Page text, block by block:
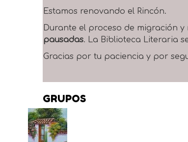
Estamos renovando el Rincón.
Durante el proceso de migración y
pausadas. La Biblioteca Literaria
Gracias por tu paciencia y por
GRUPOS